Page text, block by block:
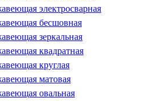
электросварная
бесшовная
зеркальная
квадратная
круглая
матовая
овальная